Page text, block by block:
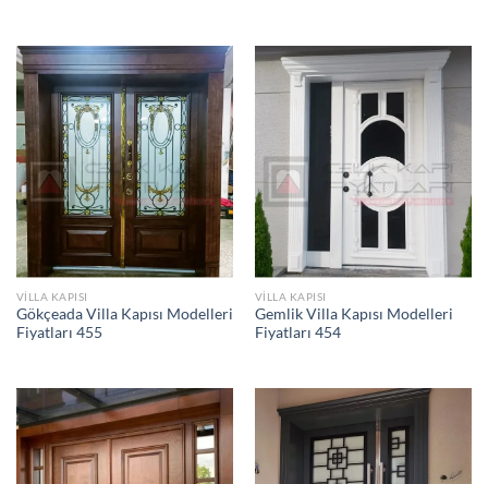
VILLA KAPISI
Gökçeada Villa Kapısı Modelleri
Fiyatları 455
VILLA KAPISI
Gemlik Villa Kapısı Modelleri
Fiyatları 454